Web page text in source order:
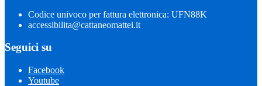
Codice univoco per fattura elettronica: UFN88K
accessibilita@cattaneomattei.it
Seguici su
Facebook
Youtube